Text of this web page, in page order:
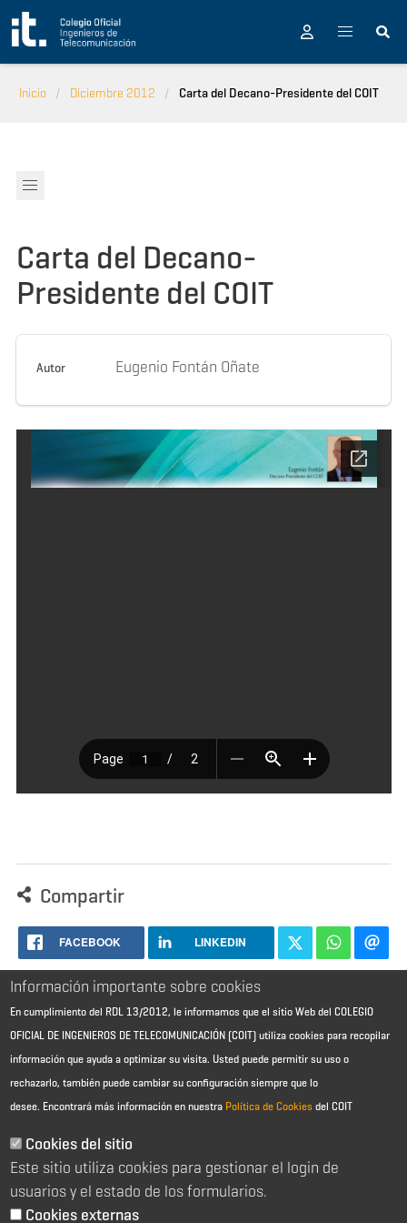
Pasar al contenido principal
Inicio Diciembre 2012 Carta del Decano-Presidente del COIT
Carta del Decano-
Presidente del COIT
Autor Eugenio Fontán Oñate
Compartir
FACEBOOK LINKEDIN
Aviso Legal - Información general
Política de cookies
Política de reembolso
Sitemap
Información importante sobre cookies
En cumplimiento del RDL 13/2012, le informamos que el sitio Web del COLEGIO
OFICIAL DE INGENIEROS DE TELECOMUNICACIÓN (COIT) utiliza cookies para recopilar
información que ayuda a optimizar su visita. Usted puede permitir su uso o
rechazarlo, también puede cambiar su configuración siempre que lo
desee. Encontrará más información en nuestra Política de Cookies del COIT
Cookies del sitio
Este sitio utiliza cookies para gestionar el login de
usuarios y el estado de los formularios.
Cookies externas